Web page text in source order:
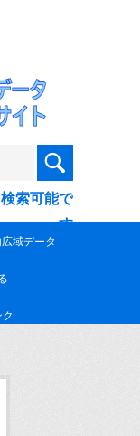
索可能で
す
域データ